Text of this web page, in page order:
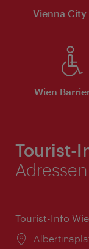
Vienna City
Wien
Tourist-
Tourist-Info
Ort: